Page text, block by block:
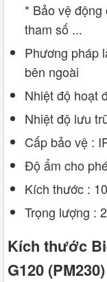
* Bảo vệ
tham số ...
Phương pháp
bên ngoài
Nhiệt độ hoạt
Nhiệt độ lưu
Cấp bảo vệ :
Độ ẩm cho
Kích thước :
Trọng lượng :
Kích thước
G120